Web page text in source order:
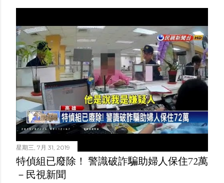
星期三, 7月 31, 2019
特偵組已廢除！ 警識破詐騙助婦人保住72萬
－民視新聞